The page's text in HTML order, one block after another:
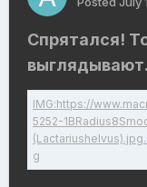
Спрятался!
выглядывают.